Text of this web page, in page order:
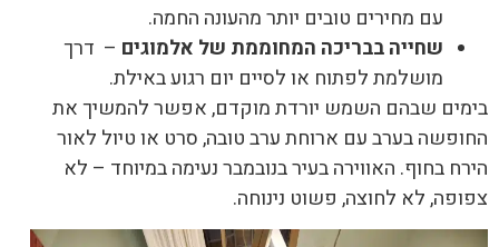
עם מחירים טובים יותר מהעונה החמה.
שחייה בבריכה המחוממת של אלמוגים – דרך
מושלמת לפתוח או לסיים יום רגוע באילת.
בימים שבהם השמש יורדת מוקדם, אפשר להמשיך את
החופשה בערב עם ארוחת ערב טובה, סרט או טיול לאור
הירח בחוף. האווירה בעיר בנובמבר נעימה במיוחד – לא
צפופה, לא לחוצה, פשוט נינוחה.